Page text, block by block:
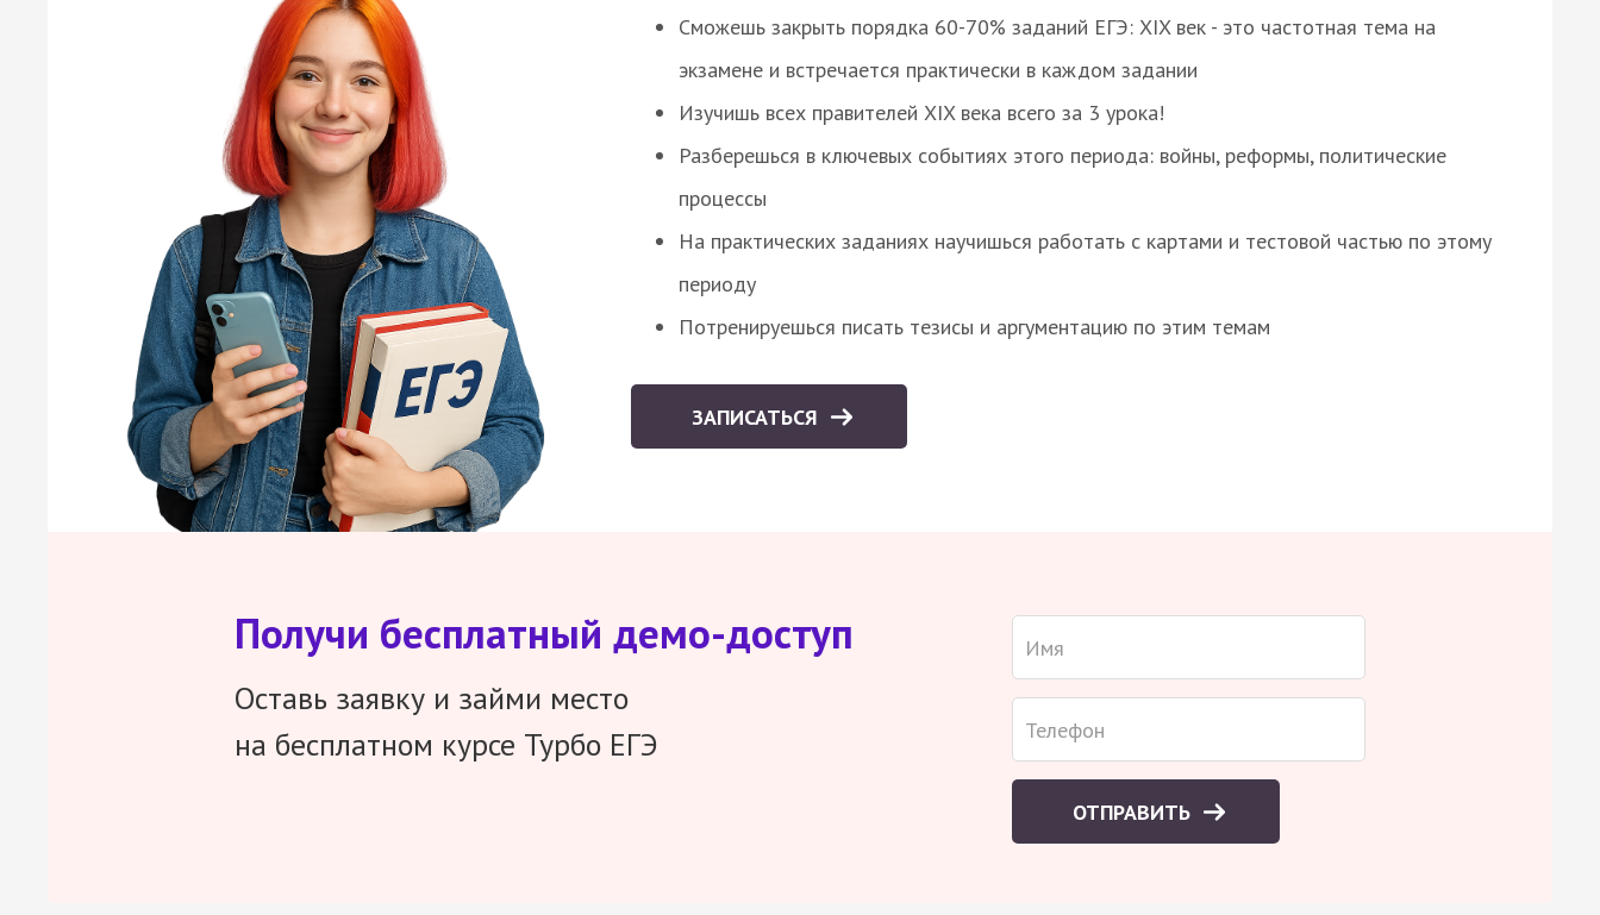
Сможешь закрыть порядка 60-70% заданий ЕГЭ: XIX век - это частотная тема на
экзамене и встречается практически в каждом задании
Изучишь всех правителей XIX века всего за 3 урока!
Разберешься в ключевых событиях этого периода: войны, реформы, политические
процессы
На практических заданиях научишься работать с картами и тестовой частью по этому
периоду
Потренируешься писать тезисы и аргументацию по этим темам
ЗАПИСАТЬСЯ
Получи бесплатный демо-доступ
Оставь заявку и займи место
на бесплатном курсе Турбо ЕГЭ
ОТПРАВИТЬ